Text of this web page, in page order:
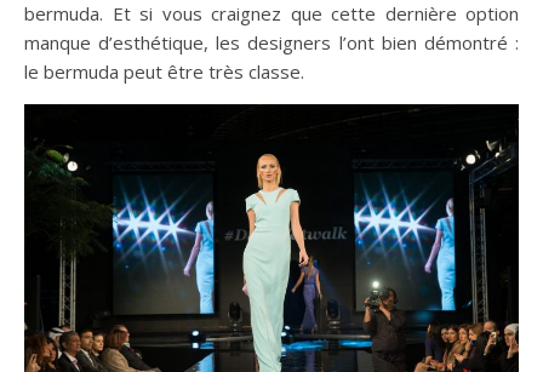
bermuda. Et si vous craignez que cette dernière option
manque d’esthétique, les designers l’ont bien démontré :
le bermuda peut être très classe.